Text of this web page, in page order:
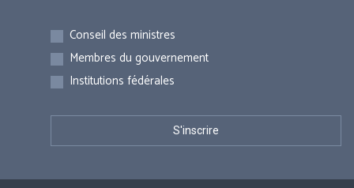
Inscriptions
Conseil des ministres
Membres du gouvernement
Institutions fédérales